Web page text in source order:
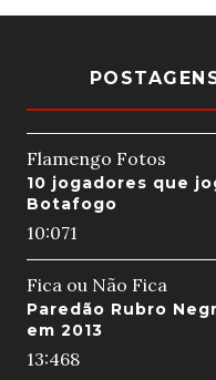
Flamengo Fotos
10 jogadores que
Botafogo
10:071
Fica ou Não Fica
Paredão Rubro
em 2013
13:468